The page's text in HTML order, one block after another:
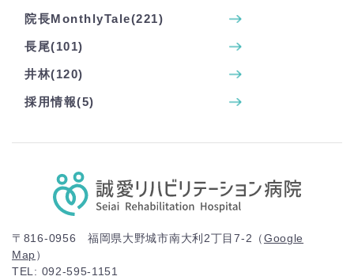
院長MonthlyTale(221)
長尾(101)
井林(120)
採用情報(5)
〒816-0956 福岡県大野城市南大利2丁目7-2（Google
Map）
TEL: 092-595-1151